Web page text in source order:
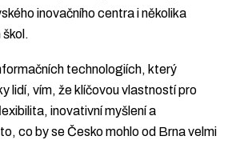
inovačního centra i několika
technologiích, který
lidí, vím, že klíčovou vlastností pro
inovativní myšlení a
co by se Česko mohlo od Brna velmi